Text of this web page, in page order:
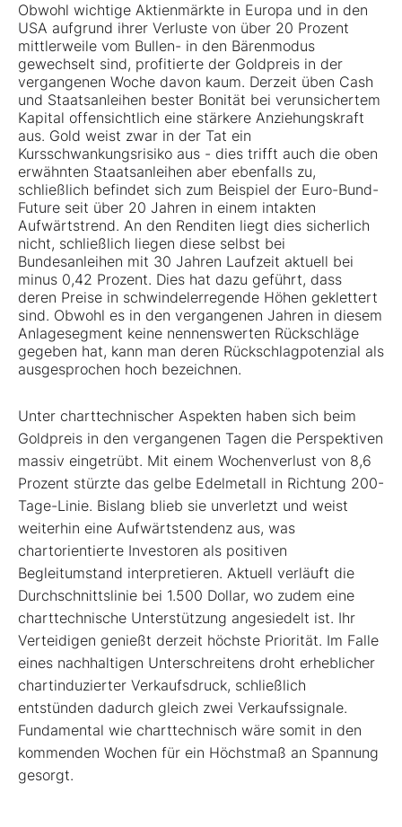
Obwohl wichtige Aktienmärkte in Europa und in den
USA aufgrund ihrer Verluste von über 20 Prozent
mittlerweile vom Bullen- in den Bärenmodus
gewechselt sind, profitierte der Goldpreis in der
vergangenen Woche davon kaum. Derzeit üben Cash
und Staatsanleihen bester Bonität bei verunsichertem
Kapital offensichtlich eine stärkere Anziehungskraft
aus. Gold weist zwar in der Tat ein
Kursschwankungsrisiko aus - dies trifft auch die oben
erwähnten Staatsanleihen aber ebenfalls zu,
schließlich befindet sich zum Beispiel der Euro-Bund-
Future seit über 20 Jahren in einem intakten
Aufwärtstrend. An den Renditen liegt dies sicherlich
nicht, schließlich liegen diese selbst bei
Bundesanleihen mit 30 Jahren Laufzeit aktuell bei
minus 0,42 Prozent. Dies hat dazu geführt, dass
deren Preise in schwindelerregende Höhen geklettert
sind. Obwohl es in den vergangenen Jahren in diesem
Anlagesegment keine nennenswerten Rückschläge
gegeben hat, kann man deren Rückschlagpotenzial als
ausgesprochen hoch bezeichnen.
Unter charttechnischer Aspekten haben sich beim
Goldpreis in den vergangenen Tagen die Perspektiven
massiv eingetrübt. Mit einem Wochenverlust von 8,6
Prozent stürzte das gelbe Edelmetall in Richtung 200-
Tage-Linie. Bislang blieb sie unverletzt und weist
weiterhin eine Aufwärtstendenz aus, was
chartorientierte Investoren als positiven
Begleitumstand interpretieren. Aktuell verläuft die
Durchschnittslinie bei 1.500 Dollar, wo zudem eine
charttechnische Unterstützung angesiedelt ist. Ihr
Verteidigen genießt derzeit höchste Priorität. Im Falle
eines nachhaltigen Unterschreitens droht erheblicher
chartinduzierter Verkaufsdruck, schließlich
entstünden dadurch gleich zwei Verkaufssignale.
Fundamental wie charttechnisch wäre somit in den
kommenden Wochen für ein Höchstmaß an Spannung
gesorgt.